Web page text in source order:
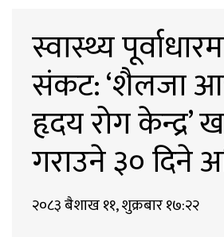
स्वास्थ्य
संकट: ‘शैलजा
हृदय रोग केन्द्र’
गराउने ३० दिने
२०८३ बैशाख ११, शुक्रबार १७:२२